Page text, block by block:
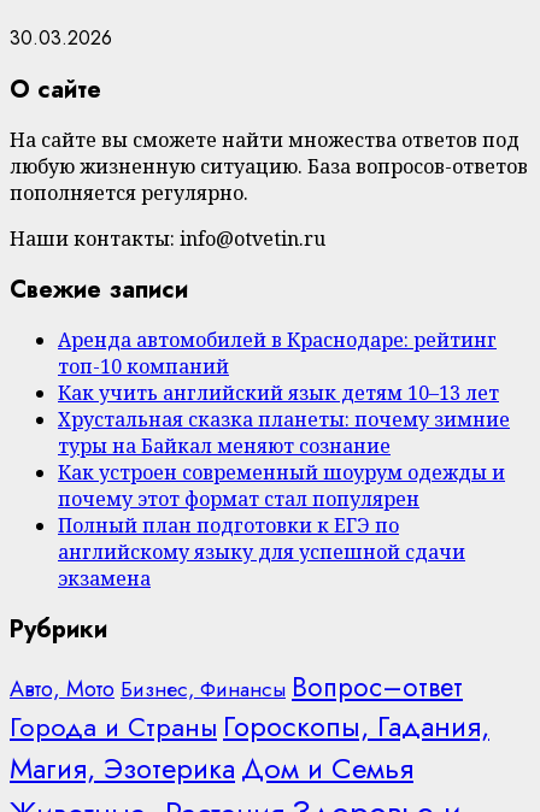
30.03.2026
О сайте
На сайте вы сможете найти множества ответов под
любую жизненную ситуацию. База вопросов-ответов
пополняется регулярно.
Наши контакты: info@otvetin.ru
Свежие записи
Аренда автомобилей в Краснодаре: рейтинг
топ-10 компаний
Как учить английский язык детям 10–13 лет
Хрустальная сказка планеты: почему зимние
туры на Байкал меняют сознание
Как устроен современный шоурум одежды и
почему этот формат стал популярен
Полный план подготовки к ЕГЭ по
английскому языку для успешной сдачи
экзамена
Рубрики
Авто, Мото Бизнес, Финансы Вопрос–ответ
Города и Страны Гороскопы, Гадания,
Магия, Эзотерика Дом и Семья